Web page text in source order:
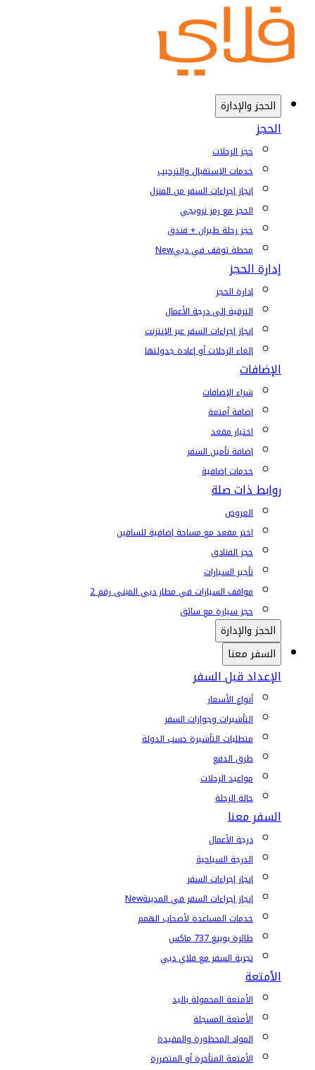
الحجز والإدارة
الحجز
حجز الرحلات
خدمات الإستقبال والترحيب
إنجاز إجراءات السفر من المنزل
الحجز مع رمز ترويجي
حجز رحلة طيران + فندق
محطة توقف في دبيNew
إدارة الحجز
إدارة الحجز
الترقية إلى درجة الأعمال
إنجاز إجراءات السفر عبر الإنترنت
إلغاء الرحلات أو إعادة جدولتها
الإضافات
شراء الإضافات
إضافة أمتعة
اختيار مقعد
إضافة تأمين السفر
خدمات إضافية
روابط ذات صلة
العروض
اختر مقعد مع مساحة إضافية للساقين
حجز الفنادق
تأجير السيارات
مواقف السيارات في مطار دبي المبنى رقم 2
حجز سيارة مع سائق
الحجز والإدارة
السفر معنا
الإعداد قبل السفر
أنواع الأسعار
التأشيرات وجوازات السفر
متطلبات التأشيرة حسب الدولة
طرق الدفع
مواعيد الرحلات
حالة الرحلة
السفر معنا
درجة الأعمال
الدرجة السياحية
إنجاز إجراءات السفر
إنجاز إجراءات السفر في المدينةNew
خدمات المساعدة لأصحاب الهمم
طائرة بوينغ 737 ماكس
تجربة السفر مع فلاي دبي
الأمتعة
الأمتعة المحمولة باليد
الأمتعة المسجلة
المواد المحظورة والمقيدة
الأمتعة المتأخرة أو المتضررة